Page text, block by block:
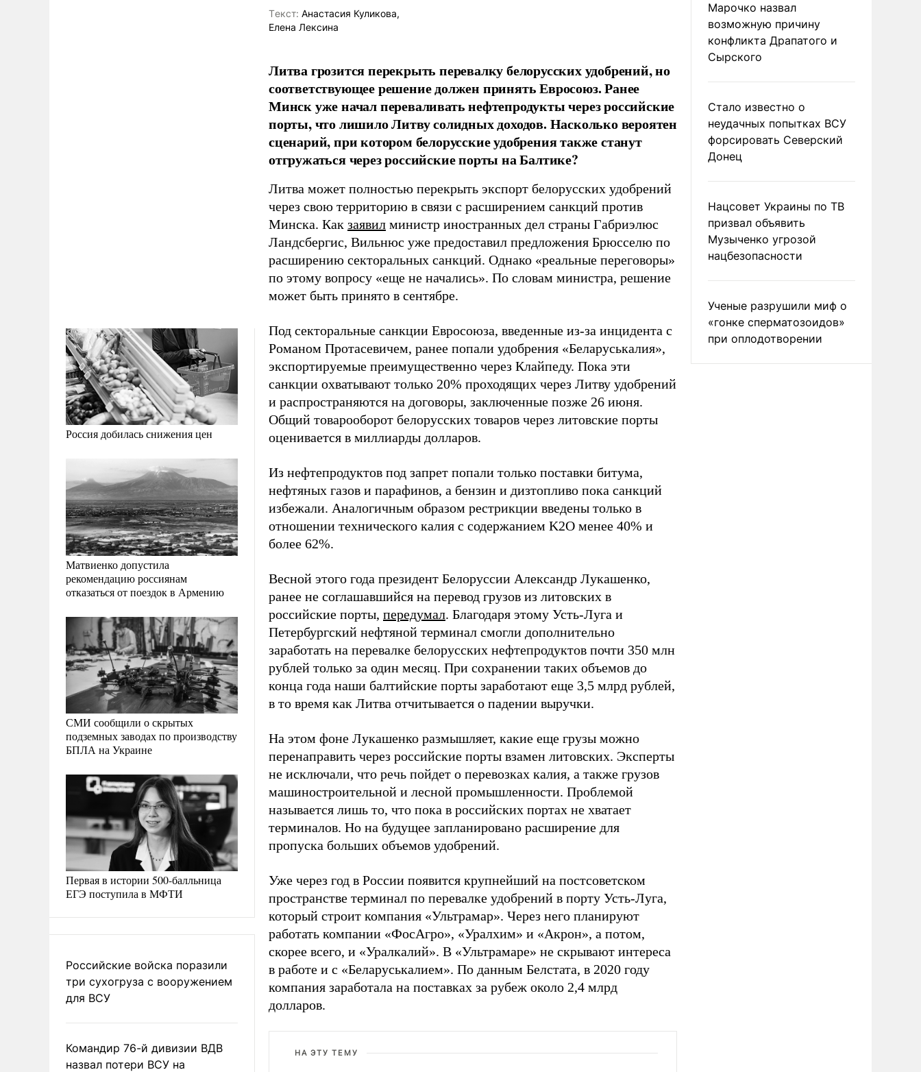
Россия добилась снижения цен
Матвиенко допустила
рекомендацию россиянам
отказаться от поездок в Армению
СМИ сообщили о скрытых
подземных заводах по производству
БПЛА на Украине
Первая в истории 500-балльница
ЕГЭ поступила в МФТИ
Российские войска поразили
три сухогруза с вооружением
для ВСУ
Командир 76-й дивизии ВДВ
назвал потери ВСУ на
Tекст: Анастасия Куликова,
Елена Лексина
Литва грозится перекрыть перевалку белорусских удобрений, но
соответствующее решение должен принять Евросоюз. Ранее
Минск уже начал переваливать нефтепродукты через российские
порты, что лишило Литву солидных доходов. Насколько вероятен
сценарий, при котором белорусские удобрения также станут
отгружаться через российские порты на Балтике?
Литва может полностью перекрыть экспорт белорусских удобрений
через свою территорию в связи с расширением санкций против
Минска. Как заявил министр иностранных дел страны Габриэлюс
Ландсбергис, Вильнюс уже предоставил предложения Брюсселю по
расширению секторальных санкций. Однако «реальные переговоры»
по этому вопросу «еще не начались». По словам министра, решение
может быть принято в сентябре.
Под секторальные санкции Евросоюза, введенные из-за инцидента с
Романом Протасевичем, ранее попали удобрения «Беларуськалия»,
экспортируемые преимущественно через Клайпеду. Пока эти
санкции охватывают только 20% проходящих через Литву удобрений
и распространяются на договоры, заключенные позже 26 июня.
Общий товарооборот белорусских товаров через литовские порты
оценивается в миллиарды долларов.
Из нефтепродуктов под запрет попали только поставки битума,
нефтяных газов и парафинов, а бензин и дизтопливо пока санкций
избежали. Аналогичным образом рестрикции введены только в
отношении технического калия с содержанием K2O менее 40% и
более 62%.
Весной этого года президент Белоруссии Александр Лукашенко,
ранее не соглашавшийся на перевод грузов из литовских в
российские порты, передумал. Благодаря этому Усть-Луга и
Петербургский нефтяной терминал смогли дополнительно
заработать на перевалке белорусских нефтепродуктов почти 350 млн
рублей только за один месяц. При сохранении таких объемов до
конца года наши балтийские порты заработают еще 3,5 млрд рублей,
в то время как Литва отчитывается о падении выручки.
На этом фоне Лукашенко размышляет, какие еще грузы можно
перенаправить через российские порты взамен литовских. Эксперты
не исключали, что речь пойдет о перевозках калия, а также грузов
машиностроительной и лесной промышленности. Проблемой
называется лишь то, что пока в российских портах не хватает
терминалов. Но на будущее запланировано расширение для
пропуска больших объемов удобрений.
Уже через год в России появится крупнейший на постсоветском
пространстве терминал по перевалке удобрений в порту Усть-Луга,
который строит компания «Ультрамар». Через него планируют
работать компании «ФосАгро», «Уралхим» и «Акрон», а потом,
скорее всего, и «Уралкалий». В «Ультрамаре» не скрывают интереса
в работе и с «Беларуськалием». По данным Белстата, в 2020 году
компания заработала на поставках за рубеж около 2,4 млрд
долларов.
НА ЭТУ ТЕМУ
Марочко назвал
возможную причину
конфликта Драпатого и
Сырского
Стало известно о
неудачных попытках ВСУ
форсировать Северский
Донец
Нацсовет Украины по ТВ
призвал объявить
Музыченко угрозой
нацбезопасности
Ученые разрушили миф о
«гонке сперматозоидов»
при оплодотворении